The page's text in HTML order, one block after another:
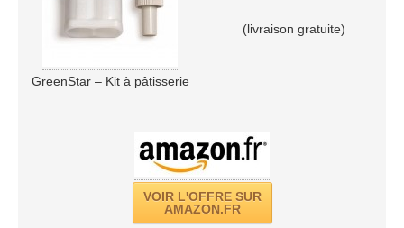
GreenStar – Kit à pâtisserie
(livraison gratuite)
VOIR L'OFFRE SUR
AMAZON.FR